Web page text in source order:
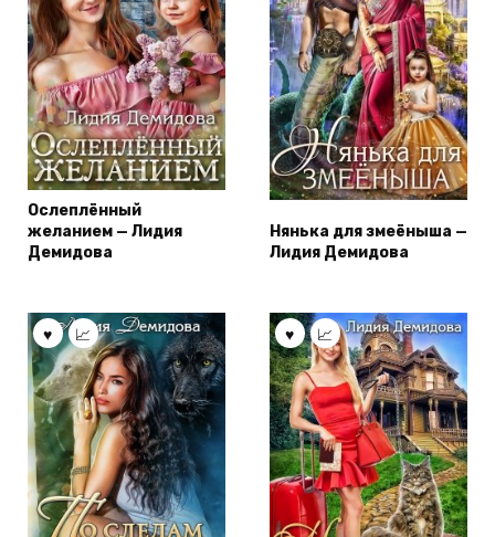
Ослеплённый
желанием — Лидия
Демидова
Нянька для змеёныша —
Лидия Демидова